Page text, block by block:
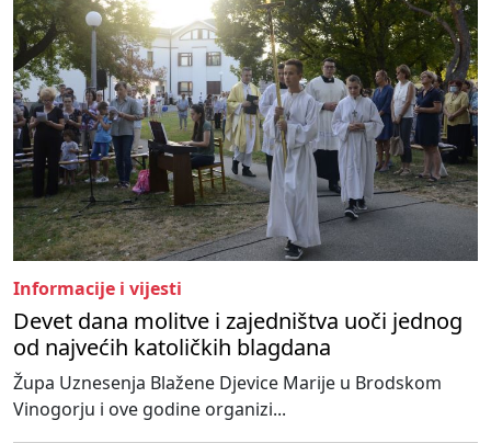
Informacije i vijesti
Devet dana molitve i zajedništva uoči jednog
od najvećih katoličkih blagdana
Župa Uznesenja Blažene Djevice Marije u Brodskom
Vinogorju i ove godine organizi...